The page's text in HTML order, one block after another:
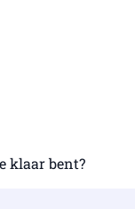
klaar bent?